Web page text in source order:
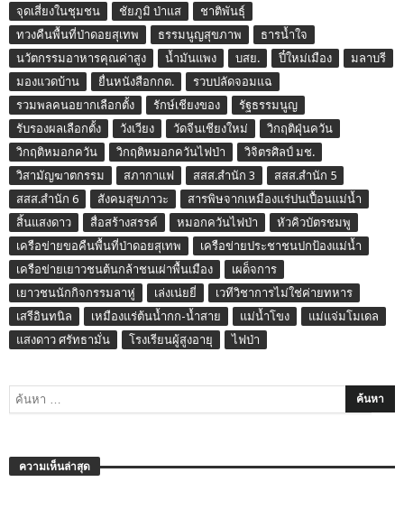
จุดเสี่ยงในชุมชน
ชัยภูมิ ป่าแส
ชาติพันธุ์
ทวงคืนพื้นที่ป่าดอยสุเทพ
ธรรมนูญสุขภาพ
ธารน้ำใจ
นวัตกรรมอาหารคุณค่าสูง
น้ำมันแพง บสย. ปี๋ใหม่เมือง
มลาบรี
มองแวดบ้าน
ยื่นหนังสือกกต.
รวบปลัดจอมแฉ
รวมพลคนอยากเลือกตั้ง
รักษ์เชียงของ
รัฐธรรมนูญ
รับรองผลเลือกตั้ง
วังเวียง วัดจีนเชียงใหม่
วิกฤติฝุ่นควัน
วิกฤติหมอกควัน
วิกฤติหมอกควันไฟป่า
วิจิตรศิลป์ มช.
วิสามัญฆาตกรรม
สภากาแฟ สสส.สำนัก 3
สสส.สำนัก 5
สสส.สำนัก 6
สังคมสุขภาวะ
สารพิษจากเหมืองแร่ปนเปื้อนแม่น้ำ
สิ้นแสงดาว
สื่อสร้างสรรค์ หมอกควันไฟป่า
หัวคิวบัตรชมพู
เครือข่ายขอคืนพื้นที่ป่าดอยสุเทพ
เครือข่ายประชาชนปกป้องแม่น้ำ
เครือข่ายเยาวชนต้นกล้าชนเผ่าพื้นเมือง
เผด็จการ
เยาวชนนักกิจกรรมลาหู่
เล่งเน่ยยี่
เวทีวิชาการไม่ใช่ค่ายทหาร
เสรีอินทนิล
เหมืองแร่ต้นน้ำกก-น้ำสาย แม่น้ำโขง
แม่แจ่มโมเดล
แสงดาว ศรัทธามั่น
โรงเรียนผู้สูงอายุ ไฟป่า
ความเห็นล่าสุด